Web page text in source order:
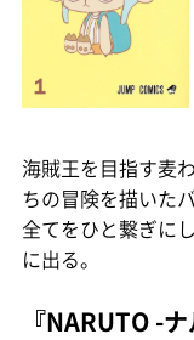
海賊王を目指す麦
ちの冒険を描いた
全てをひと繋ぎに
に出る。
『NARUTO -ナ